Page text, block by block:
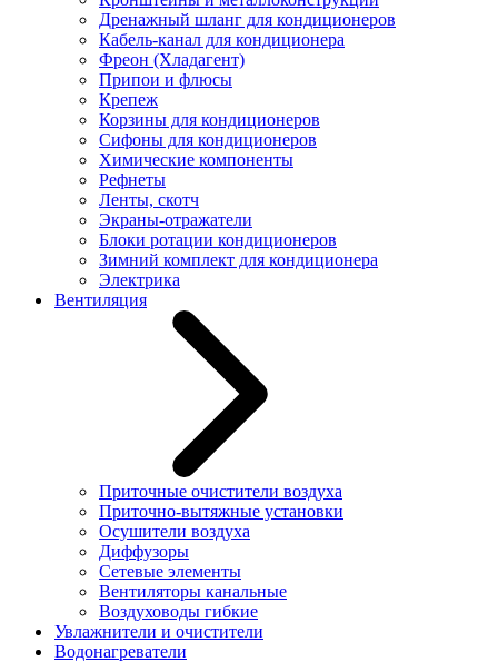
Дренажный шланг для кондиционеров
Кабель-канал для кондиционера
Фреон (Хладагент)
Припои и флюсы
Крепеж
Корзины для кондиционеров
Сифоны для кондиционеров
Химические компоненты
Рефнеты
Ленты, скотч
Экраны-отражатели
Блоки ротации кондиционеров
Зимний комплект для кондиционера
Электрика
Вентиляция
Приточные очистители воздуха
Приточно-вытяжные установки
Осушители воздуха
Диффузоры
Сетевые элементы
Вентиляторы канальные
Воздуховоды гибкие
Увлажнители и очистители
Водонагреватели